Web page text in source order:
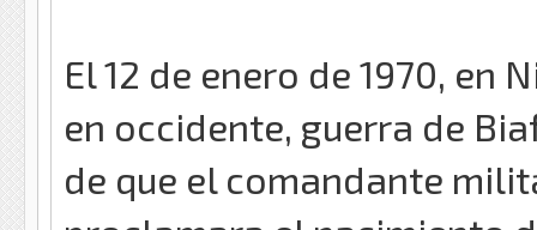
El 12 de enero de 1970,
en occidente, guerra de
de que el comandante